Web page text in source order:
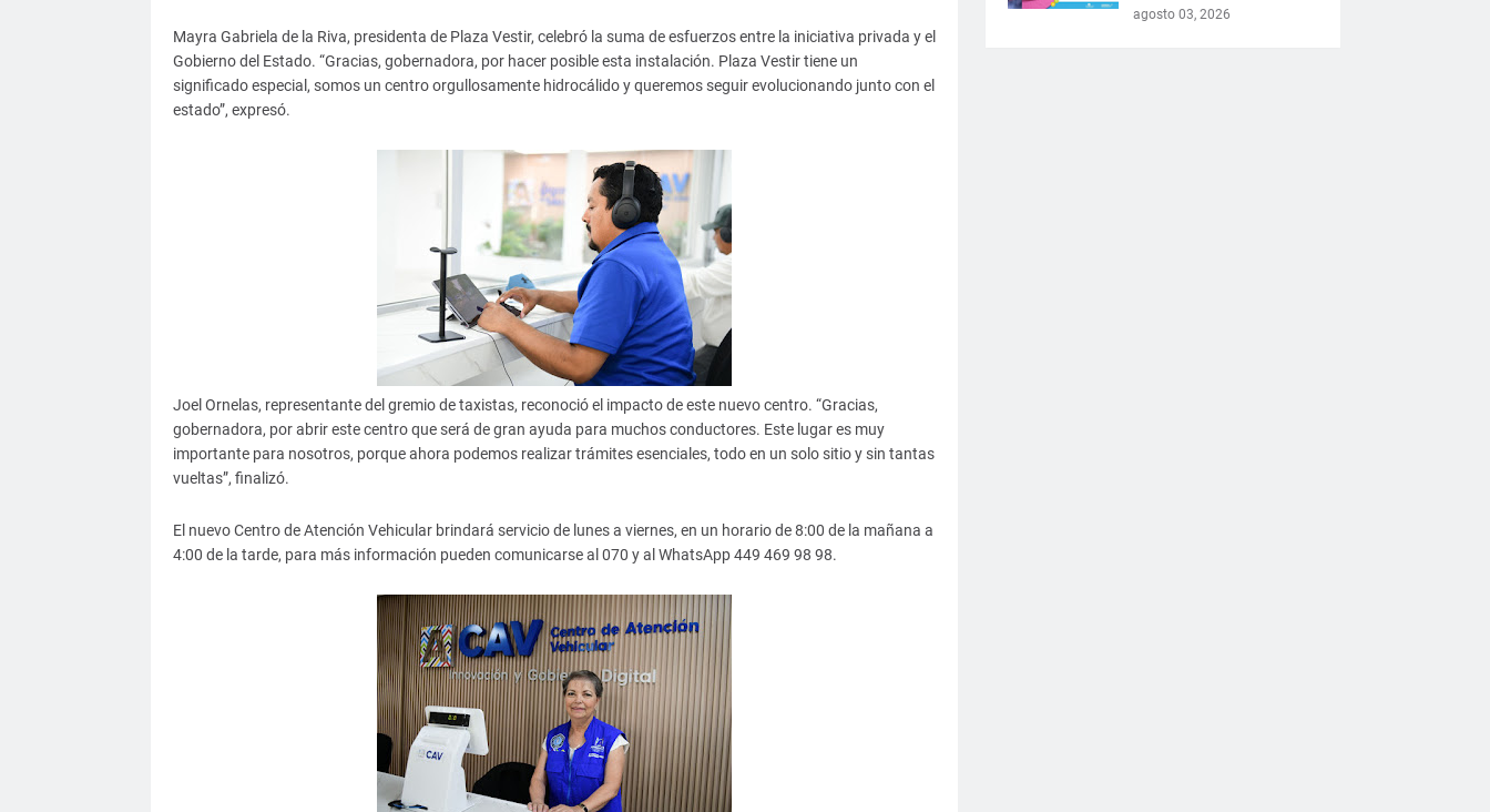
Mayra Gabriela de la Riva, presidenta de Plaza Vestir, celebró la suma de esfuerzos entre la iniciativa privada y el
Gobierno del Estado. “Gracias, gobernadora, por hacer posible esta instalación. Plaza Vestir tiene un
significado especial, somos un centro orgullosamente hidrocálido y queremos seguir evolucionando junto con el
estado”, expresó.
Joel Ornelas, representante del gremio de taxistas, reconoció el impacto de este nuevo centro. “Gracias,
gobernadora, por abrir este centro que será de gran ayuda para muchos conductores. Este lugar es muy
importante para nosotros, porque ahora podemos realizar trámites esenciales, todo en un solo sitio y sin tantas
vueltas”, finalizó.
El nuevo Centro de Atención Vehicular brindará servicio de lunes a viernes, en un horario de 8:00 de la mañana a
4:00 de la tarde, para más información pueden comunicarse al 070 y al WhatsApp 449 469 98 98.
agosto 03, 2026